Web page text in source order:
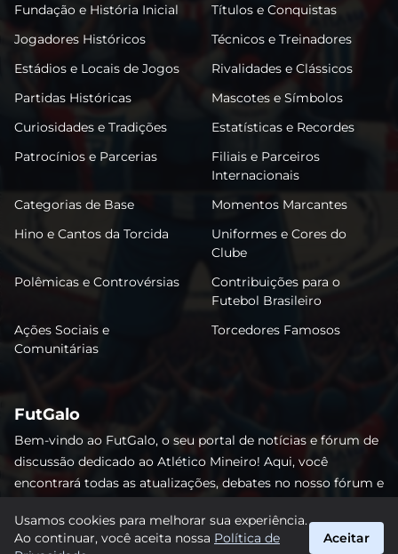
Fundação e História Inicial
Títulos e Conquistas
Jogadores Históricos
Técnicos e Treinadores
Estádios e Locais de Jogos
Rivalidades e Clássicos
Partidas Históricas
Mascotes e Símbolos
Curiosidades e Tradições
Estatísticas e Recordes
Patrocínios e Parcerias
Filiais e Parceiros
Internacionais
Categorias de Base
Momentos Marcantes
Hino e Cantos da Torcida
Uniformes e Cores do
Clube
Polêmicas e Controvérsias
Contribuições para o
Futebol Brasileiro
Ações Sociais e
Comunitárias
Torcedores Famosos
FutGalo
Bem-vindo ao FutGalo, o seu portal de notícias e fórum de
discussão dedicado ao Atlético Mineiro! Aqui, você
encontrará todas as atualizações, debates no nosso fórum e
e junte-se à comunidade alvinegra mais vibrante da
internet! #AtléticoMineiro #FutGalo
Usamos cookies para melhorar sua experiência.
Ao continuar, você aceita nossa Política de
Aceitar